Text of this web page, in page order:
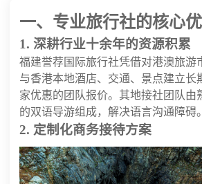
一、专业旅行社的核心
1. 深耕行业十余年的资源积累
福建誉荐国际旅行社凭借对港澳旅游
与香港本地酒店、交通、景点建立长
家优惠的团队报价。其地接社团队由
的双语导游组成，解决语言沟通障碍。
2. 定制化商务接待方案